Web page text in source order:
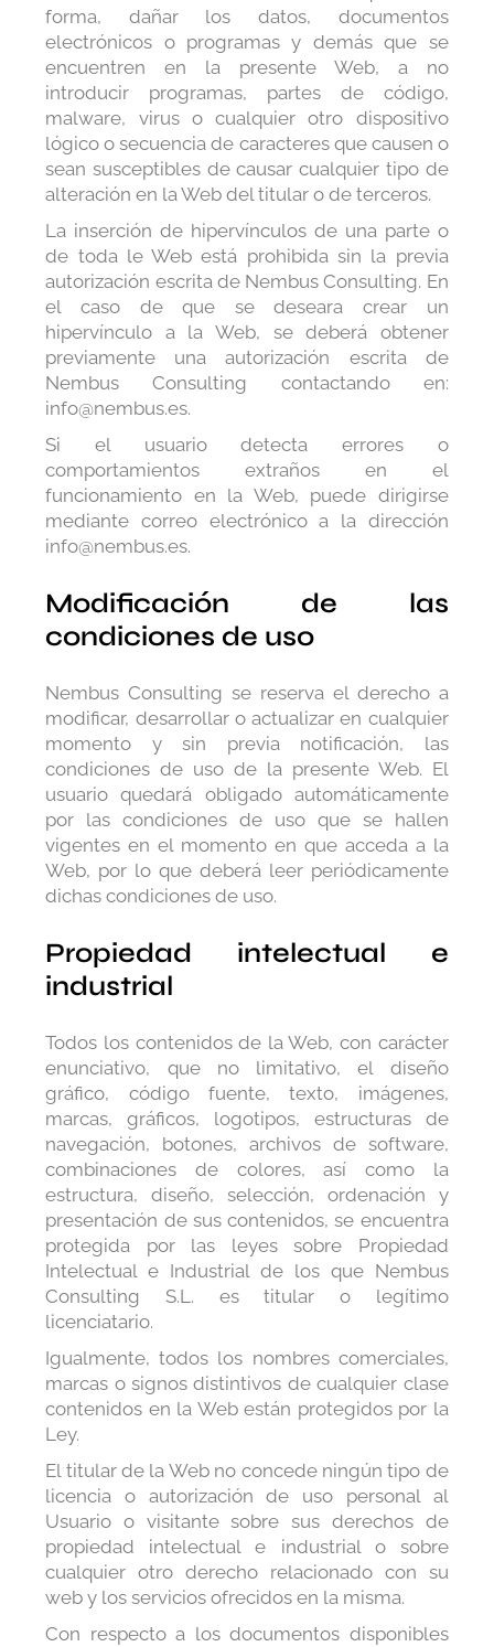
forma, dañar los datos, documentos
electrónicos o programas y demás que se
encuentren en la presente Web, a no
introducir programas, partes de código,
malware, virus o cualquier otro dispositivo
lógico o secuencia de caracteres que causen o
sean susceptibles de causar cualquier tipo de
alteración en la Web del titular o de terceros.
La inserción de hipervínculos de una parte o
de toda le Web está prohibida sin la previa
autorización escrita de Nembus Consulting. En
el caso de que se deseara crear un
hipervínculo a la Web, se deberá obtener
previamente una autorización escrita de
Nembus Consulting contactando en:
info@nembus.es.
Si el usuario detecta errores o
comportamientos extraños en el
funcionamiento en la Web, puede dirigirse
mediante correo electrónico a la dirección
info@nembus.es.
Modificación de las
condiciones de uso
Nembus Consulting se reserva el derecho a
modificar, desarrollar o actualizar en cualquier
momento y sin previa notificación, las
condiciones de uso de la presente Web. El
usuario quedará obligado automáticamente
por las condiciones de uso que se hallen
vigentes en el momento en que acceda a la
Web, por lo que deberá leer periódicamente
dichas condiciones de uso.
Propiedad intelectual e
industrial
Todos los contenidos de la Web, con carácter
enunciativo, que no limitativo, el diseño
gráfico, código fuente, texto, imágenes,
marcas, gráficos, logotipos, estructuras de
navegación, botones, archivos de software,
combinaciones de colores, así como la
estructura, diseño, selección, ordenación y
presentación de sus contenidos, se encuentra
protegida por las leyes sobre Propiedad
Intelectual e Industrial de los que Nembus
Consulting S.L. es titular o legítimo
licenciatario.
Igualmente, todos los nombres comerciales,
marcas o signos distintivos de cualquier clase
contenidos en la Web están protegidos por la
Ley.
El titular de la Web no concede ningún tipo de
licencia o autorización de uso personal al
Usuario o visitante sobre sus derechos de
propiedad intelectual e industrial o sobre
cualquier otro derecho relacionado con su
web y los servicios ofrecidos en la misma.
Con respecto a los documentos disponibles